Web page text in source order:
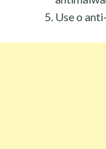
Use o